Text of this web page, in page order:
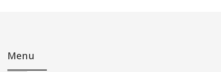
Menu